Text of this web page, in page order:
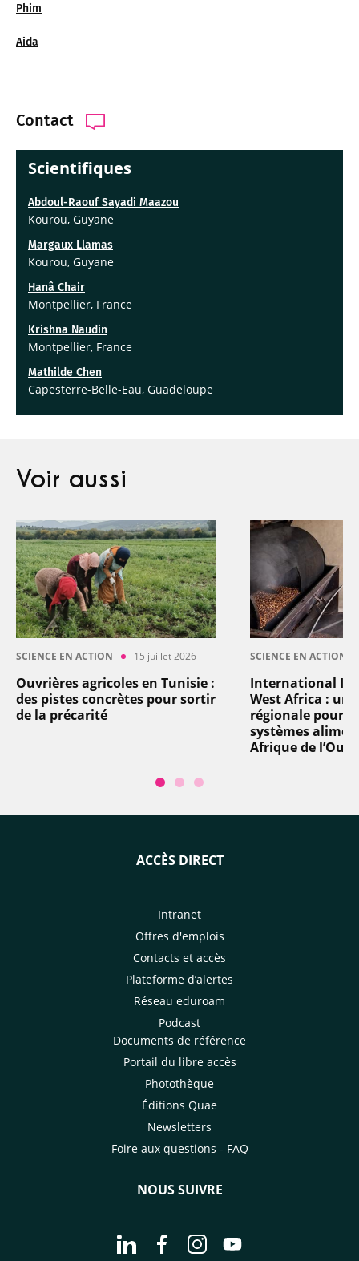
Phim
Aida
Contact
Scientifiques
Abdoul-Raouf Sayadi Maazou
Kourou, Guyane
Margaux Llamas
Kourou, Guyane
Hanâ Chair
Montpellier, France
Krishna Naudin
Montpellier, France
Mathilde Chen
Capesterre-Belle-Eau, Guadeloupe
Voir aussi
SCIENCE EN ACTION 15 juillet 2026
Ouvrières agricoles en Tunisie :
des pistes concrètes pour sortir
de la précarité
SCIENCE EN ACTION
International
West Africa :
régionale pour
systèmes
Afrique de
ACCÈS DIRECT
Intranet
Offres d'emplois
Contacts et accès
Plateforme d’alertes
Réseau eduroam
Podcast
Documents de référence
Portail du libre accès
Photothèque
Éditions Quae
Newsletters
Foire aux questions - FAQ
NOUS SUIVRE
Aller à la page Nous suivre sur
Aller à la page Nous suivre sur
Aller à la page Nous
Aller à la page